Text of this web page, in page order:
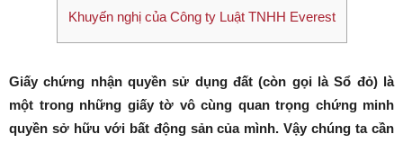
Khuyến nghị của Công ty Luật TNHH Everest
Giấy chứng nhận quyền sử dụng đất (còn gọi là Sổ đỏ) là
một trong những giấy tờ vô cùng quan trọng chứng minh
quyền sở hữu với bất động sản của mình. Vậy chúng ta cần